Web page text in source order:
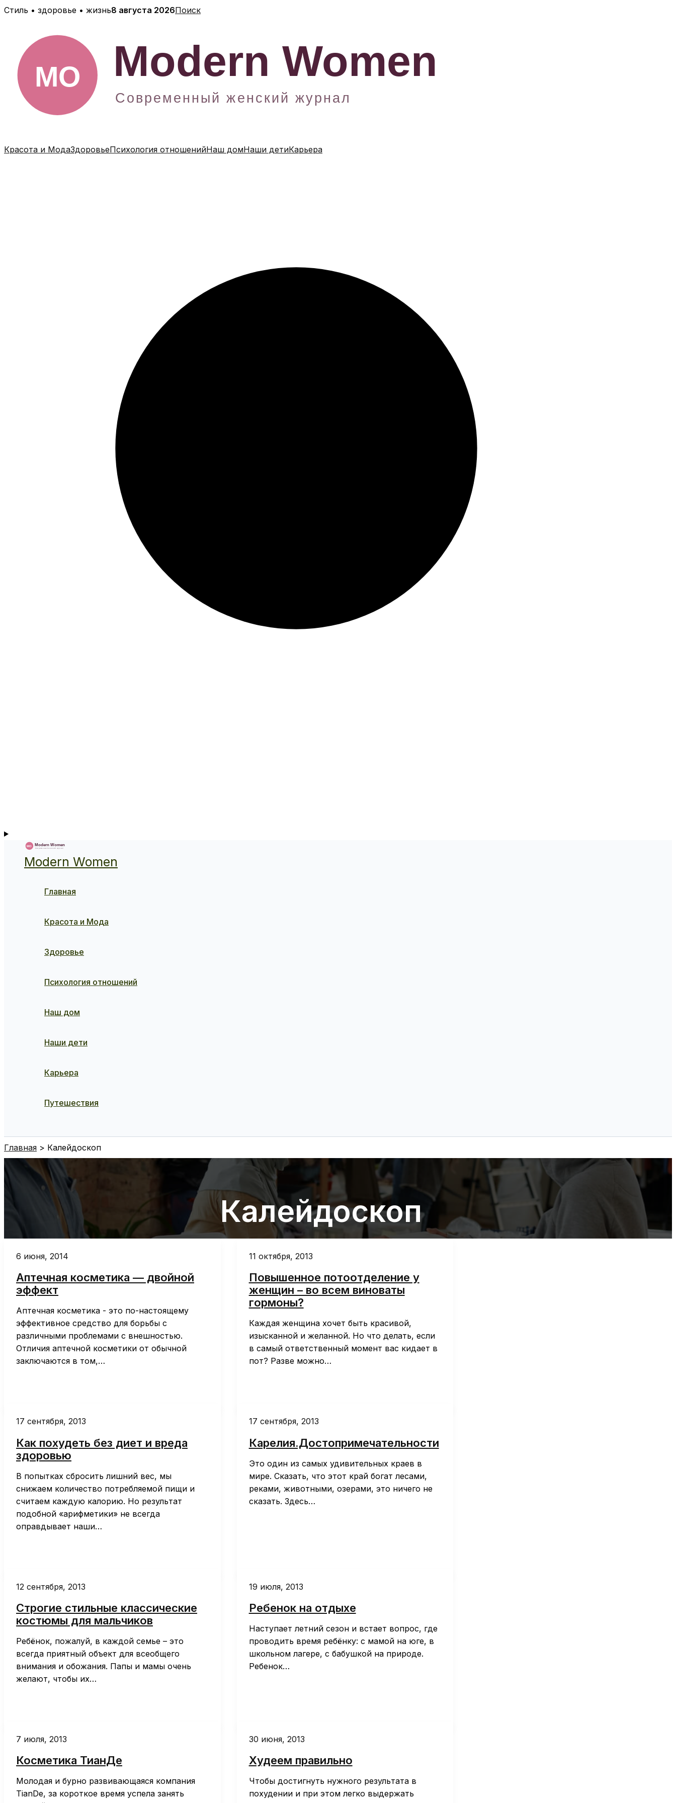
Перейти
содержимому
Стиль • здоровье • жизнь8 августа 2026Поиск
Красота и МодаЗдоровьеПсихология отношенийНаш домНаши детиКарьера
Modern Women
Главная
Красота и Мода
Здоровье
Психология отношений
Наш дом
Наши дети
Карьера
Путешествия
Главная Калейдоскоп
Калейдоскоп
6 июня, 2014
Аптечная косметика — двойной
эффект
Аптечная косметика - это по-настоящему
эффективное средство для борьбы с
различными проблемами с внешностью.
Отличия аптечной косметики от обычной
заключаются в том,…
11 октября, 2013
Повышенное потоотделение у
женщин – во всем виноваты
гормоны?
Каждая женщина хочет быть красивой,
изысканной и желанной. Но что делать, если
в самый ответственный момент вас кидает в
пот? Разве можно…
17 сентября, 2013
Как похудеть без диет и вреда
здоровью
В попытках сбросить лишний вес, мы
снижаем количество потребляемой пищи и
считаем каждую калорию. Но результат
подобной «арифметики» не всегда
оправдывает наши…
17 сентября, 2013
Карелия.Достопримечательности
Это один из самых удивительных краев в
мире. Сказать, что этот край богат лесами,
реками, животными, озерами, это ничего не
сказать. Здесь…
12 сентября, 2013
Строгие стильные классические
костюмы для мальчиков
Ребёнок, пожалуй, в каждой семье – это
всегда приятный объект для всеобщего
внимания и обожания. Папы и мамы очень
желают, чтобы их…
19 июля, 2013
Ребенок на отдыхе
Наступает летний сезон и встает вопрос, где
проводить время ребёнку: с мамой на юге, в
школьном лагере, с бабушкой на природе.
Ребенок…
7 июля, 2013
Косметика ТианДе
Молодая и бурно развивающаяся компания
TianDe, за короткое время успела занять
30 июня, 2013
Худеем правильно
Чтобы достигнуть нужного результата в
похудении и при этом легко выдержать